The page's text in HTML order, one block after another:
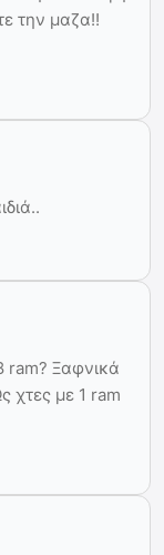
την μαζα!!
ram? Ξαφνικά
χτες με 1 ram